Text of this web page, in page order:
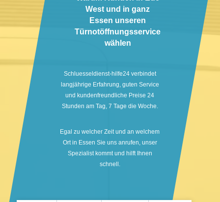
West und in ganz
Essen unseren
Türnotöffnungsservice
wählen
Schluesseldienst-hilfe24 verbindet
langjährige Erfahrung, guten Service
und kundenfreundliche Preise 24
Stunden am Tag, 7 Tage die Woche.
Egal zu welcher Zeit und an welchem
Ort in Essen Sie uns anrufen, unser
Spezialist kommt und hilft Ihnen
schnell.